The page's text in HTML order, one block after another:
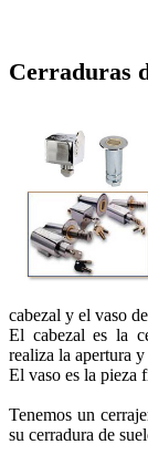
Cerraduras
cabezal y el vaso
El cabezal es la
realiza la apertura y
El vaso es la pieza
Tenemos un
su cerradura de